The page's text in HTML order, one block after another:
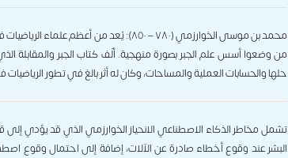
محمد بن موسى الخوارزمي (٧٨٠ – ٨٥٠): يُعد من أعظم
من وضعوا أسس علم الجبر بصورة منهجية. ألّف كتاب الجبر والمقابلة
حلها والحسابات العملية والمساحات، وكان له أثر بالغ في تطور
تشمل مخاطر الذكاء الاصطناعي الانحياز الخوارزمي الذي قد يؤدي إلى
البشر عند وقوع أخطاء صادرة عن الآلات، إضافة إلى احتمال وقوع